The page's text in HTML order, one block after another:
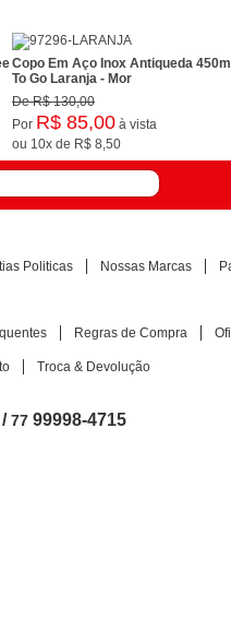
Copo Em Aço Inox Antiqueda
To Go Laranja - Mor
DeR$ 130,00
Por R$ 85,00 à vista
ou 10x de R$ 8,50
Politicas Nossas Marcas
Regras de Compra
Troca & Devolução
/77 99998-4715